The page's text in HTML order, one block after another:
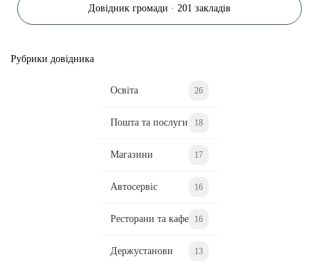
Довідник громади · 201 закладів
Рубрики довідника
Освіта 26
Пошта та послуги 18
Магазини 17
Автосервіс 16
Ресторани та кафе 16
Держустанови 13